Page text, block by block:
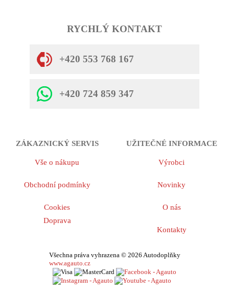
RYCHLÝ KONTAKT
+420 553 768 167
+420 724 859 347
ZÁKAZNICKÝ SERVIS
Vše o nákupu
Obchodní podmínky
Cookies
Doprava
UŽITEČNÉ INFORMACE
Výrobci
Novinky
O nás
Kontakty
Všechna práva vyhrazena © 2026 Autodoplňky
www.agauto.cz